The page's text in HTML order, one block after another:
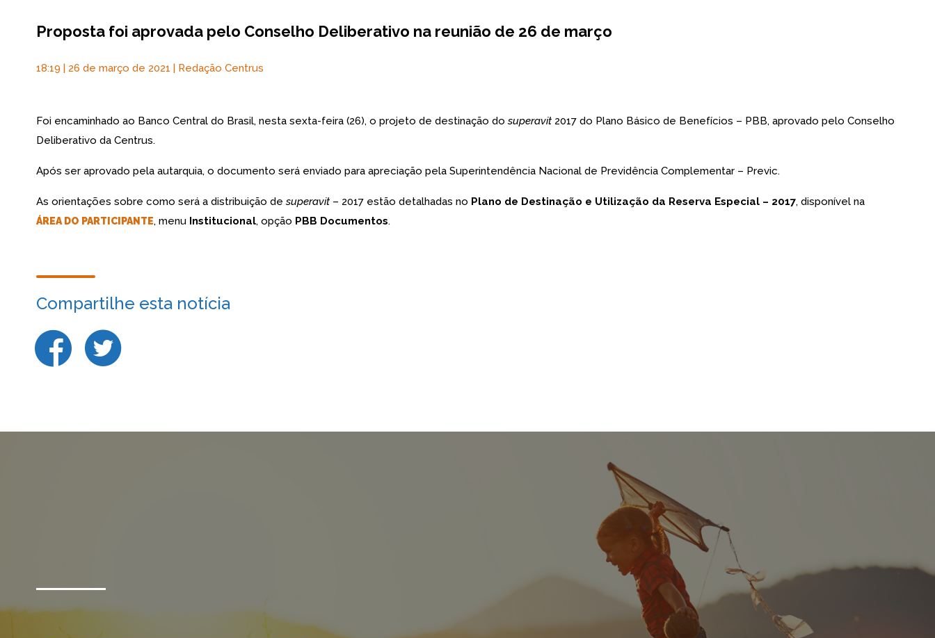
Proposta foi aprovada pelo Conselho Deliberativo na reunião de 26 de março
18:19 | 26 de março de 2021 | Redação Centrus
Foi encaminhado ao Banco Central do Brasil, nesta sexta-feira (26), o projeto de destinação dosuperavit 2017 do Plano Básico de Benefícios – PBB, aprovado pelo Conselho
Deliberativo da Centrus.
Após ser aprovado pela autarquia, o documento será enviado para apreciação pela Superintendência Nacional de Previdência Complementar – Previc.
As orientações sobre como será a distribuição desuperavit – 2017 estão detalhadas no Plano de Destinação e Utilização da Reserva Especial – 2017, disponível na
ÁREA DO PARTICIPANTE, menu Institucional, opção PBB Documentos.
Compartilhe esta notícia